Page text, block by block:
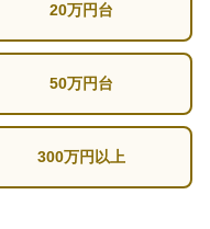
20万円台
50万円台
300万円以上